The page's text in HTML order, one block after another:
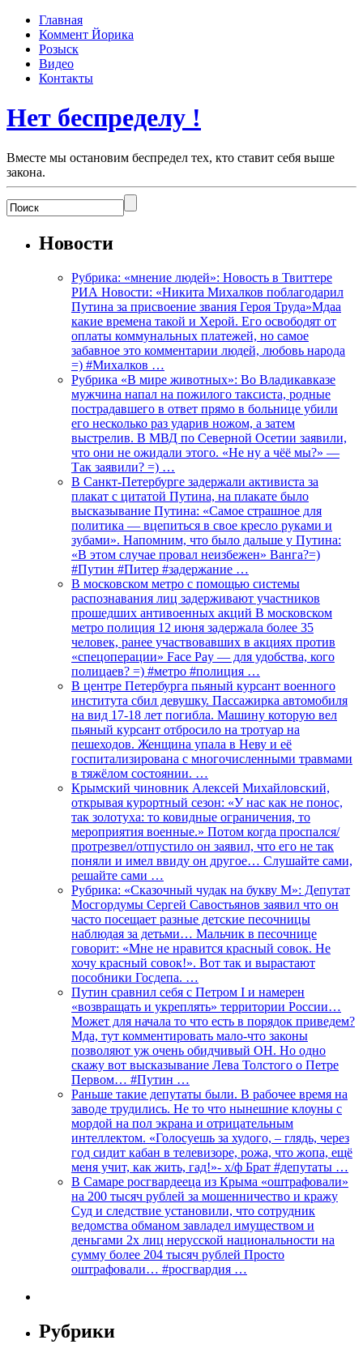
Главная
Коммент Йорика
Розыск
Видео
Контакты
Нет беспределу !
Вместе мы остановим беспредел тех, кто ставит себя выше
закона.
Новости
Рубрика: «мнение людей»: Новость в Твиттере
РИА Новости: «Никита Михалков поблагодарил
Путина за присвоение звания Героя Труда»Мдаа
какие времена такой и Херой. Его освободят от
оплаты коммунальных платежей, но самое
забавное это комментарии людей, любовь народа
=) #Михалков …
Рубрика «В мире животных»: Во Владикавказе
мужчина напал на пожилого таксиста, родные
пострадавшего в ответ прямо в больнице убили
его несколько раз ударив ножом, а затем
выстрелив. В МВД по Северной Осетии заявили,
что они не ожидали этого. «Не ну а чёё мы?» —
Так заявили? =) …
В Санкт-Петербурге задержали активиста за
плакат с цитатой Путина, на плакате было
высказывание Путина: «Самое страшное для
политика — вцепиться в свое кресло руками и
зубами». Напомним, что было дальше у Путина:
«В этом случае провал неизбежен» Ванга?=)
#Путин #Питер #задержание …
В московском метро с помощью системы
распознавания лиц задерживают участников
прошедших антивоенных акций В московском
метро полиция 12 июня задержала более 35
человек, ранее участвовавших в акциях против
«спецоперации» Face Pay — для удобства, кого
полицаев? =) #метро #полиция …
В центре Петербурга пьяный курсант военного
института сбил девушку. Пассажирка автомобиля
на вид 17-18 лет погибла. Машину которую вел
пьяный курсант отбросило на тротуар на
пешеходов. Женщина упала в Неву и её
госпитализирована с многочисленными травмами
в тяжёлом состоянии. …
Крымский чиновник Алексей Михайловский,
открывая курортный сезон: «У нас как не понос,
так золотуха: то ковидные ограничения, то
мероприятия военные.» Потом когда проспался/
протрезвел/отпустило он заявил, что его не так
поняли и имел ввиду он другое… Слушайте сами,
решайте сами …
Рубрика: «Сказочный чудак на букву М»: Депутат
Мосгордумы Сергей Савостьянов заявил что он
часто посещает разные детские песочницы
наблюдая за детьми… Мальчик в песочнице
говорит: «Мне не нравится красный совок. Не
хочу красный совок!». Вот так и вырастают
пособники Госдепа. …
Путин сравнил себя с Петром I и намерен
«возвращать и укреплять» территории России…
Может для начала то что есть в порядок приведем?
Мда, тут комментировать мало-что законы
позволяют уж очень обидчивый ОН. Но одно
скажу вот высказывание Лева Толстого о Петре
Первом… #Путин …
Раньше такие депутаты были. В рабочее время на
заводе трудились. Не то что нынешние клоуны с
мордой на пол экрана и отрицательным
интеллектом. «Голосуешь за худого, – глядь, через
год сидит кабан в телевизоре, рожа, что жопа, ещё
меня учит, как жить, гад!»- х/ф Брат #депутаты …
В Самаре росгвардееца из Крыма «оштрафовали»
на 200 тысяч рублей за мошенничество и кражу
Суд и следствие установили, что сотрудник
ведомства обманом завладел имуществом и
деньгами 2х лиц нерусской национальности на
сумму более 204 тысяч рублей Просто
оштрафовали… #росгвардия …
Рубрики